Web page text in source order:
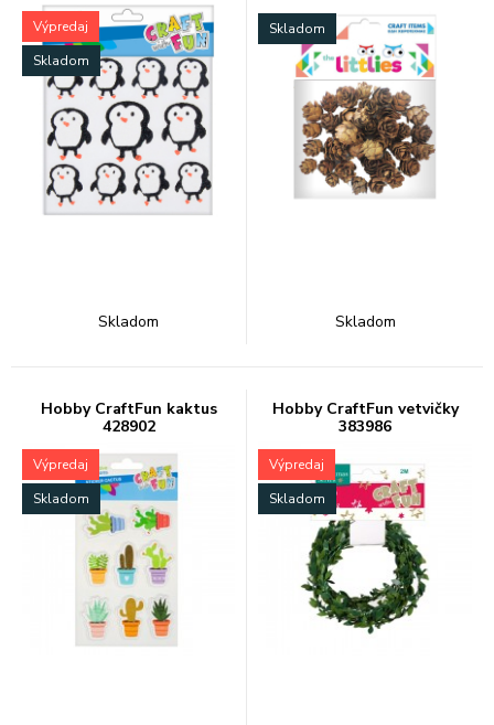
Výpredaj
Skladom
Skladom
Skladom
Skladom
Hobby CraftFun kaktus
428902
Výpredaj
Skladom
Hobby CraftFun vetvičky
383986
Výpredaj
Skladom